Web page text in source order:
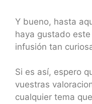
Y bueno, hasta
haya gustado
infusión tan
Si es así, espero
vuestras
cualquier tema